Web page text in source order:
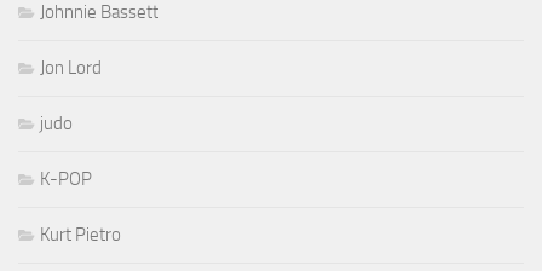
Johnnie Bassett
Jon Lord
judo
K-POP
Kurt Pietro